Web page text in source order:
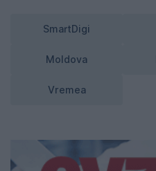
SmartDigi
Moldova
Vremea